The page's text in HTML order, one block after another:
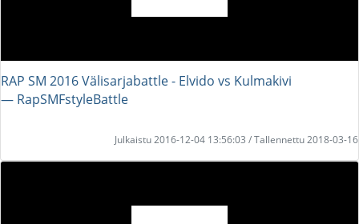
RAP SM 2016 Välisarjabattle - Elvido vs Kulmakivi
― RapSMFstyleBattle
Julkaistu 2016-12-04 13:56:03 / Tallennettu 2018-03-16